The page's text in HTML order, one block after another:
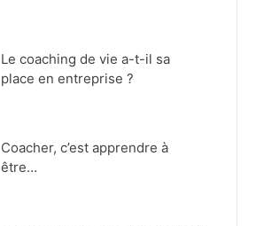
Le coaching de vie a-t-il sa
place en entreprise ?
Coacher, c’est apprendre à
être…